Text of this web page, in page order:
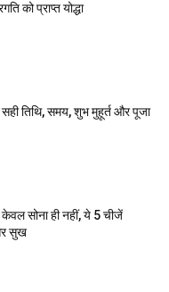
को प्राप्त योद्धा
तिथि, समय, शुभ मुहूर्त और पूजा
सोना ही नहीं, ये 5 चीजें
सुख